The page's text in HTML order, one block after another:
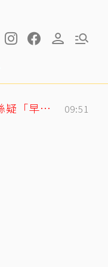
離世前48小時還在直播！網紅「肥大叔」猝逝 暴瘦粉絲疑「早覺得不對」 09:51